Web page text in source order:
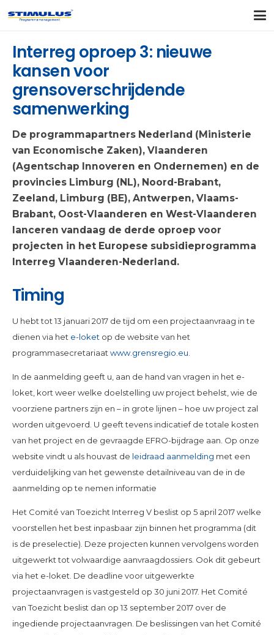
Interreg oproep 3: nieuwe
kansen voor
grensoverschrijdende
samenwerking
De programmapartners Nederland (Ministerie
van Economische Zaken), Vlaanderen
(Agentschap Innoveren en Ondernemen) en de
provincies Limburg (NL), Noord-Brabant,
Zeeland, Limburg (BE), Antwerpen, Vlaams-
Brabant, Oost-Vlaanderen en West-Vlaanderen
lanceren vandaag de derde oproep voor
projecten in het Europese subsidieprogramma
Interreg Vlaanderen-Nederland.
Timing
U hebt tot 13 januari 2017 de tijd om een projectaanvraag in te
dienen via het e-loket op de website van het
programmasecretariaat www.grensregio.eu
In de aanmelding geeft u, aan de hand van vragen in het e-
loket, kort weer welke doelstelling uw project behelst, wie de
voorziene partners zijn en – in grote lijnen – hoe uw project zal
worden uitgevoerd. U geeft tevens indicatief de totale kosten
van het project en de gevraagde EFRO-bijdrage aan. Op onze
website vindt u als houvast de leidraad aanmelding met een
verduidelijking van het gewenste detailniveau van de in de
aanmelding op te nemen informatie
Het Comité van Toezicht Interreg V beslist op 5 april 2017 welke
voorstellen het best inpasbaar zijn binnen het programma (dit
is de preselectie). Deze projecten kunnen vervolgens worden
uitgewerkt tot volwaardige aanvraagdossiers. Ook dit gebeurt
via het e-loket. De deadline voor uitgewerkte
projectaanvragen is vastgesteld op 30 juni 2017. Het Comité
van Toezicht beslist dan op 13 september 2017 over de
ingediende projectaanvragen. De beslissingen van het Comité